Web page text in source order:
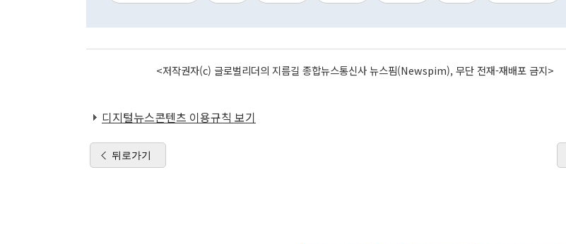
<저작권자(c) 글로벌리더의 지름길 종합뉴스통신사 뉴스핌(Newspim), 무단 전재-재배포 금지>
디지털뉴스콘텐츠 이용규칙 보기
뒤로가기